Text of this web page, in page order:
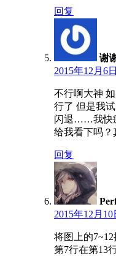
回复
谢
2015年12月6
不行啊大神
行了 但是我
闪退……我快
给我看下吗？
回复
2015年12月10
将图上的
第7行在第13